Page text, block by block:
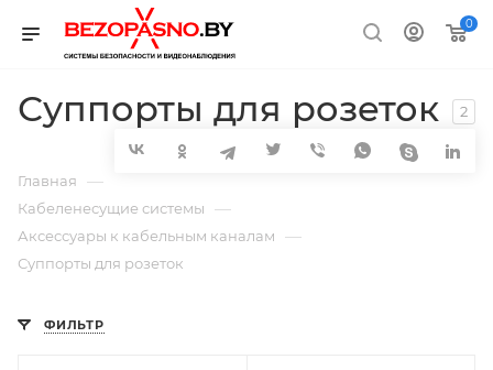
0
Суппорты для розеток 2
Главная —
Кабеленесущие системы —
Аксессуары к кабельным каналам —
Суппорты для розеток
ФИЛЬТР